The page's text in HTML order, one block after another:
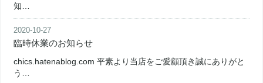
知…
2020-10-27
臨時休業のお知らせ
chics.hatenablog.com 平素より当店をご愛顧頂き誠にありがと
う…